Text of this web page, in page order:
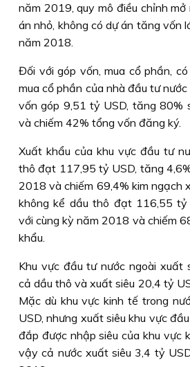
năm 2019, quy mô điều chỉnh
án nhỏ, không có dự án tăng vốn
năm 2018.
Đối với góp vốn, mua cổ phần,
mua cổ phần của nhà đầu tư
vốn góp 9,51 tỷ USD, tăng 80%
và chiếm 42% tổng vốn đăng ký.
Xuất khẩu của khu vực đầu tư
thô đạt 117,95 tỷ USD, tăng
2018 và chiếm 69,4% kim ngạch
không kể dầu thô đạt 116,55 tỷ
với cùng kỳ năm 2018 và chiếm
khẩu.
Khu vực đầu tư nước ngoài xuất
cả dầu thô và xuất siêu 20,4 tỷ
Mặc dù khu vực kinh tế trong
USD, nhưng xuất siêu khu vực
đắp được nhập siêu của khu vực
vậy cả nước xuất siêu 3,4 tỷ